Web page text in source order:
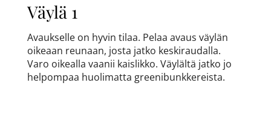
Väylä 1
Avaukselle on hyvin tilaa. Pelaa avaus väylän
oikeaan reunaan, josta jatko keskiraudalla.
Varo oikealla vaanii kaislikko. Väylältä jatko jo
helpompaa huolimatta greenibunkkereista.